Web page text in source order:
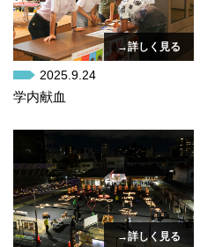
→詳しく見る
2025.9.24
学内献血
→詳しく見る